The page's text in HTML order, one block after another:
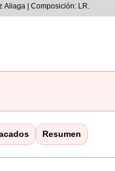
Aliaga | Composición: LR.
Resumen